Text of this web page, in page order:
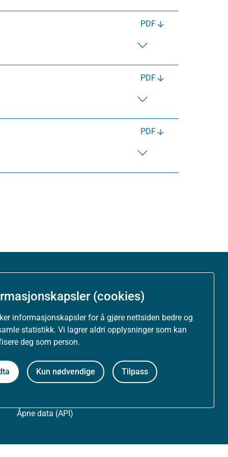
(cookies)
informasjonskapsler for å gjøre nettsiden bedre og
statistikk. Vi lagrer aldri opplysninger som kan
deg som person.
Kun nødvendige Tilpass
PDF
PDF
PDF
Personvernerklæring
Tilgjengelighetserklæring (uustatus.no)
Besøksstatistikk og informasjonskapsler
Åpne data (API)